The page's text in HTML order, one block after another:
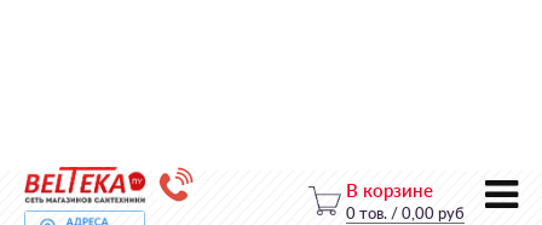
В корзине